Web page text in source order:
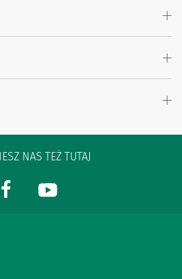
NAS TEŻ TUTAJ